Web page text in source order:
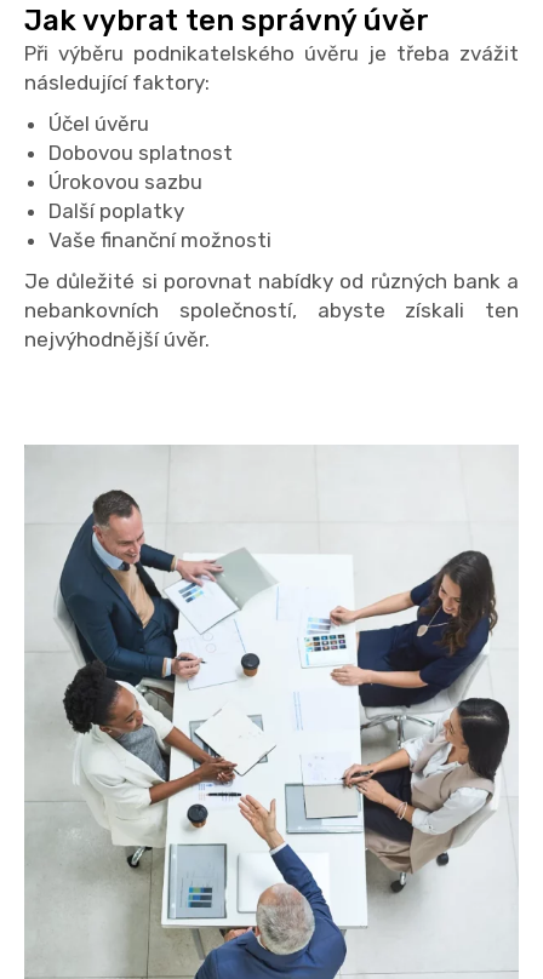
Jak vybrat ten správný úvěr
Při výběru podnikatelského úvěru je třeba zvážit
následující faktory:
Účel úvěru
Dobovou splatnost
Úrokovou sazbu
Další poplatky
Vaše finanční možnosti
Je důležité si porovnat nabídky od různých bank a
nebankovních společností, abyste získali ten
nejvýhodnější úvěr.